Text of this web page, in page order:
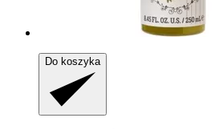
Do koszyka